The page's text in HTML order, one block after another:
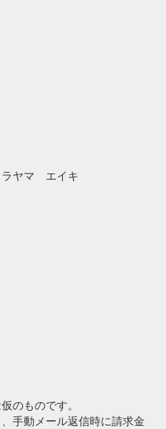
ヤマ エイキ
のものです。
手動メール返信時に請求金